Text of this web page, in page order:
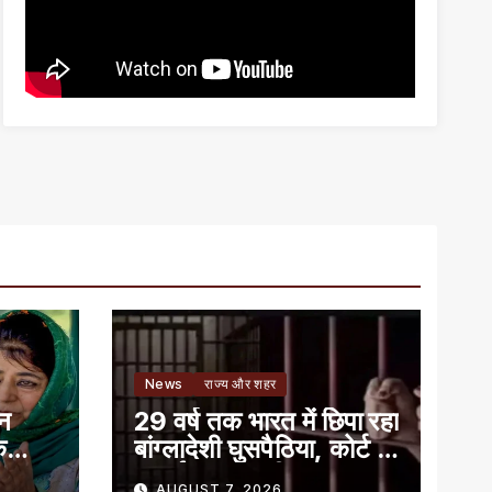
News राज्य और शहर
29 वर्ष तक भारत में छिपा रहा
बांग्लादेशी घुसपैठिया, कोर्ट ने
सुनाई 7 साल की सजा